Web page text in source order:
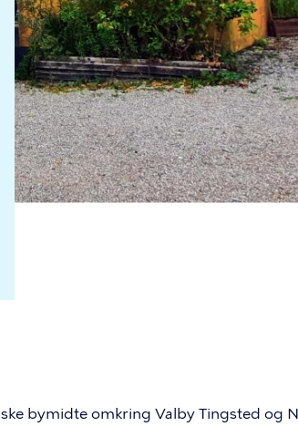
bymidte omkring Valby Tingsted og